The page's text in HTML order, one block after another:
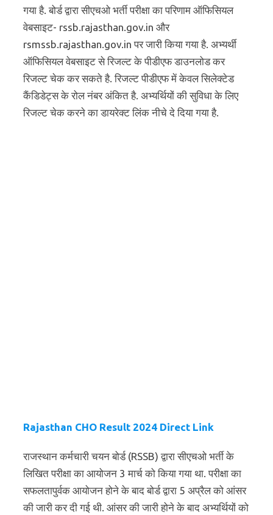
गया है. बोर्ड द्वारा सीएचओ भर्ती परीक्षा का परिणाम ऑफिसियल
वेबसाइट- rssb.rajasthan.gov.in और
rsmssb.rajasthan.gov.in पर जारी किया गया है. अभ्यर्थी
ऑफिसियल वेबसाइट से रिजल्ट के पीडीएफ डाउनलोड कर
रिजल्ट चेक कर सकते है. रिजल्ट पीडीएफ में केवल सिलेक्टेड
कैंडिडेट्स के रोल नंबर अंकित है. अभ्यर्थियों की सुविधा के लिए
रिजल्ट चेक करने का डायरेक्ट लिंक नीचे दे दिया गया है.
Rajasthan CHO Result 2024 Direct Link
राजस्थान कर्मचारी चयन बोर्ड (RSSB) द्वारा सीएचओ भर्ती के
लिखित परीक्षा का आयोजन 3 मार्च को किया गया था. परीक्षा का
सफलतापुर्वक आयोजन होने के बाद बोर्ड द्वारा 5 अप्रैल को आंसर
की जारी कर दी गई थी. आंसर की जारी होने के बाद अभ्यर्थियों को